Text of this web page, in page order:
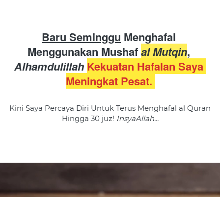
Baru Seminggu Menghafal
Menggunakan Mushaf al Mutqin
Alhamdulillah Kekuatan Hafalan Saya
Meningkat Pesat.
Kini Saya Percaya Diri Untuk Terus Menghafal al Quran
Hingga 30 juz! InsyaAllah...